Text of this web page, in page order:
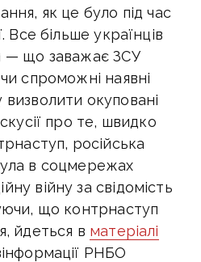
як це було під час
Все більше українців
— що заважає ЗСУ
спроможні наявні
окуповані
про те, швидко
російська
в соцмережах
війну за свідомість
що контрнаступ
йдеться в матеріалі
РНБО